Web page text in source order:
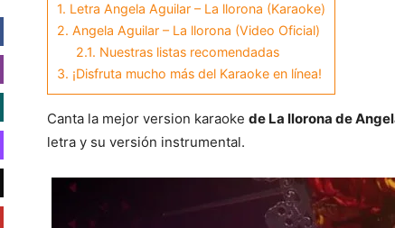
1. Letra Angela Aguilar – La llorona (Karaoke)
2. Angela Aguilar – La llorona (Video Oficial)
2.1. Nuestras listas recomendadas
3. ¡Disfruta mucho más del Karaoke en línea!
Canta la mejor version karaoke de La llorona de
letra y su versión instrumental.